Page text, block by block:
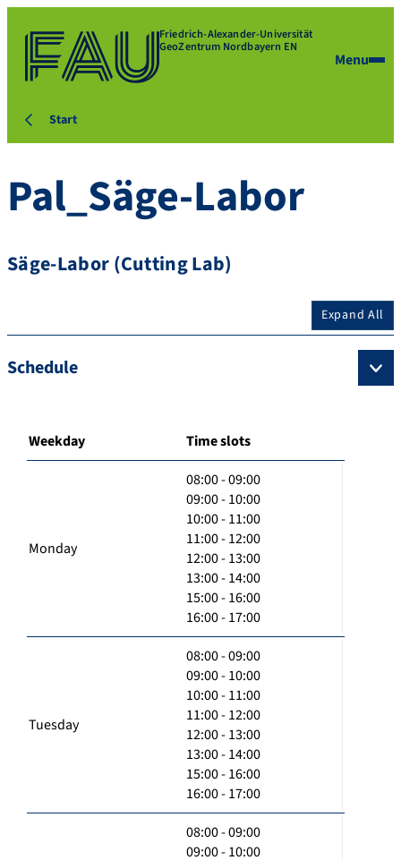
Friedrich-Alexander-Universität
GeoZentrum Nordbayern EN
Menu
Start
Pal_Säge-Labor
Säge-Labor (Cutting Lab)
Expand All
Schedule
Weekday Time slots
Monday
08:00 - 09:00
09:00 - 10:00
10:00 - 11:00
11:00 - 12:00
12:00 - 13:00
13:00 - 14:00
15:00 - 16:00
16:00 - 17:00
Tuesday
08:00 - 09:00
09:00 - 10:00
10:00 - 11:00
11:00 - 12:00
12:00 - 13:00
13:00 - 14:00
15:00 - 16:00
16:00 - 17:00
08:00 - 09:00
09:00 - 10:00